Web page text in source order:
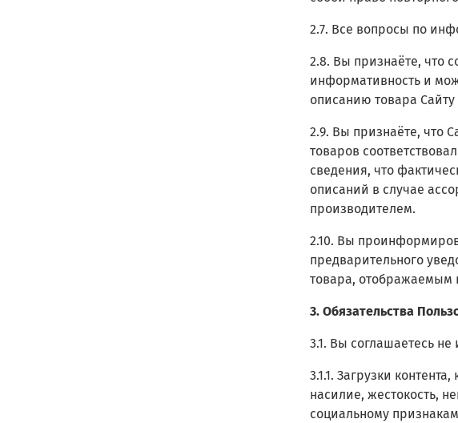
2.7. Все вопросы по
2.8. Вы признаёте, что
информативность и
описанию товара Сайту
2.9. Вы признаёте, что
товаров
сведения, что
описаний в случае
производителем.
2.10. Вы
предварительного
товара, отображаемым
3. Обязательства
3.1. Вы соглашаетесь
3.1.1. Загрузки
насилие, жестокость,
социальному